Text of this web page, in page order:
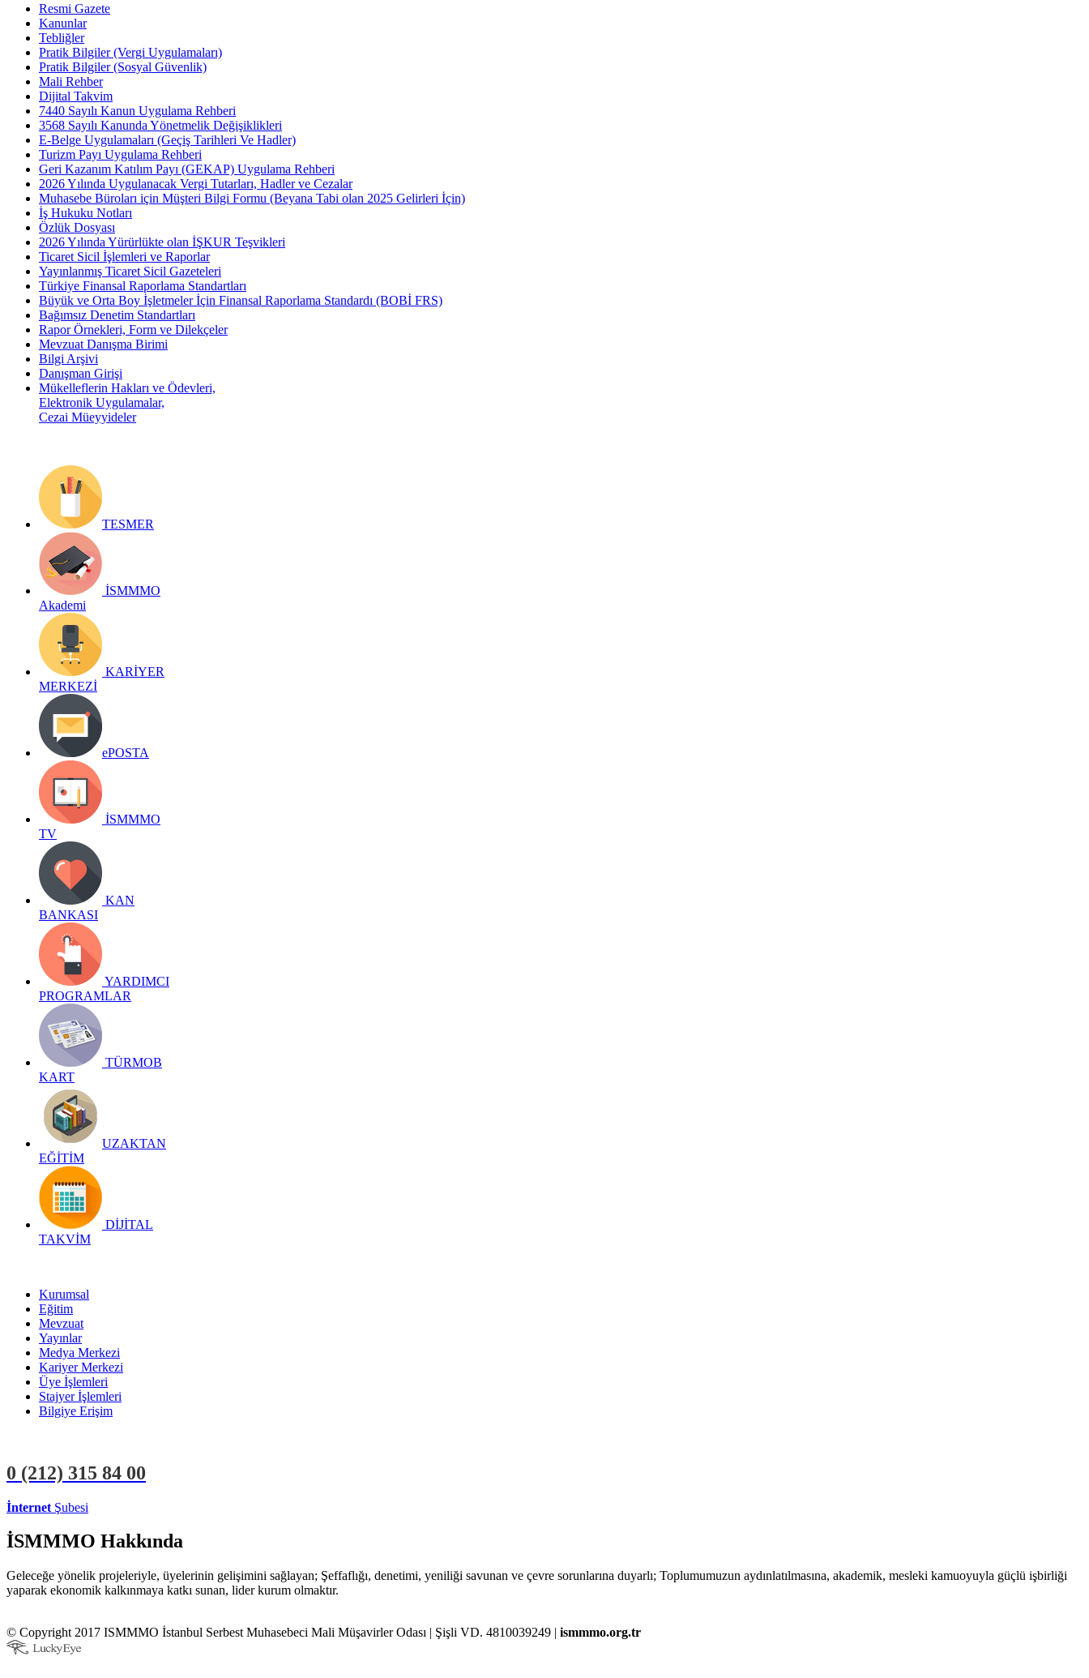
Resmi Gazete
Kanunlar
Tebliğler
Pratik Bilgiler (Vergi Uygulamaları)
Pratik Bilgiler (Sosyal Güvenlik)
Mali Rehber
Dijital Takvim
7440 Sayılı Kanun Uygulama Rehberi
3568 Sayılı Kanunda Yönetmelik Değişiklikleri
E-Belge Uygulamaları (Geçiş Tarihleri Ve Hadler)
Turizm Payı Uygulama Rehberi
Geri Kazanım Katılım Payı (GEKAP) Uygulama Rehberi
2026 Yılında Uygulanacak Vergi Tutarları, Hadler ve Cezalar
Muhasebe Büroları için Müşteri Bilgi Formu (Beyana Tabi olan 2025 Gelirleri İçin)
İş Hukuku Notları
Özlük Dosyası
2026 Yılında Yürürlükte olan İŞKUR Teşvikleri
Ticaret Sicil İşlemleri ve Raporlar
Yayınlanmış Ticaret Sicil Gazeteleri
Türkiye Finansal Raporlama Standartları
Büyük ve Orta Boy İşletmeler İçin Finansal Raporlama Standardı (BOBİ FRS)
Bağımsız Denetim Standartları
Rapor Örnekleri, Form ve Dilekçeler
Mevzuat Danışma Birimi
Bilgi Arşivi
Danışman Girişi
Mükelleflerin Hakları ve Ödevleri,
Elektronik Uygulamalar,
Cezai Müeyyideler
TESMER
İSMMMO
Akademi
KARİYER
MERKEZİ
ePOSTA
İSMMMO
TV
KAN
BANKASI
YARDIMCI
PROGRAMLAR
TÜRMOB
KART
UZAKTAN
EĞİTİM
DİJİTAL
TAKVİM
Kurumsal
Eğitim
Mevzuat
Yayınlar
Medya Merkezi
Kariyer Merkezi
Üye İşlemleri
Stajyer İşlemleri
Bilgiye Erişim
0 (212) 315 84 00
İnternet Şubesi
İSMMMO Hakkında
Geleceğe yönelik projeleriyle, üyelerinin gelişimini sağlayan; Şeffaflığı, denetimi, yeniliği savunan ve çevre sorunlarına duyarlı; Toplumumuzun aydınlatılmasına, akademik, mesleki kamuoyuyla güçlü işbirliği
yaparak ekonomik kalkınmaya katkı sunan, lider kurum olmaktır.
© Copyright 2017 ISMMMO İstanbul Serbest Muhasebeci Mali Müşavirler Odası | Şişli VD. 4810039249 | ismmmo.org.tr